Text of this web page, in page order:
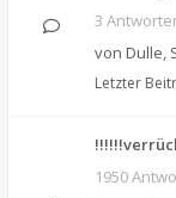
3
von Dulle,
Letzter
1950